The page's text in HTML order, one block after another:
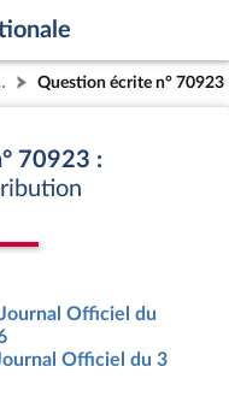
Question écrite n° 70923
70923 :
Officiel du
Officiel du 3